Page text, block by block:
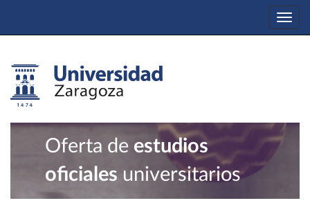
Oferta de estudios
oficiales universitarios